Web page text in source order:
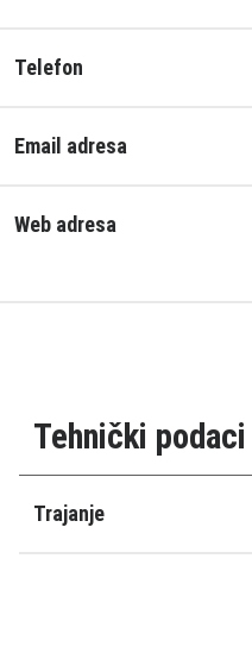
Telefon
Email adresa
Web adresa
Tehnički podaci
Trajanje